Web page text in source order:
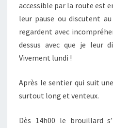
accessible par la route est
leur pause ou discutent
regardent avec
dessus avec que je leur
Vivement lundi !
Après le sentier qui suit
surtout long et venteux.
Dès 14h00 le brouillard